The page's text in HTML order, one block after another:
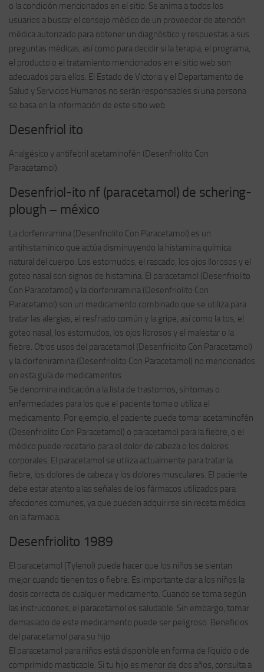
o la condición mencionados en el sitio. Se anima a todos los
usuarios a buscar el consejo médico de un proveedor de atención
médica autorizado para obtener un diagnóstico y respuestas a sus
preguntas médicas, así como para decidir si la terapia, el programa,
el producto o el tratamiento mencionados en el sitio web son
adecuados para ellos. El Estado de Victoria y el Departamento de
Salud y Servicios Humanos no serán responsables si una persona
se basa en la información de este sitio web.
Desenfriol ito
Analgésico y antifebril acetaminofén (Desenfriolito Con
Paracetamol).
Desenfriol-ito nf (paracetamol) de schering-
plough – méxico
La clorfeniramina (Desenfriolito Con Paracetamol) es un
antihistamínico que actúa disminuyendo la histamina química
natural del cuerpo. Los estornudos, el rascado, los ojos llorosos y el
goteo nasal son signos de histamina. El paracetamol (Desenfriolito
Con Paracetamol) y la clorfeniramina (Desenfriolito Con
Paracetamol) son un medicamento combinado que se utiliza para
tratar las alergias, el resfriado común y la gripe, así como la tos, el
goteo nasal, los estornudos, los ojos llorosos y el malestar o la
fiebre. Otros usos del paracetamol (Desenfriolito Con Paracetamol)
y la clorfeniramina (Desenfriolito Con Paracetamol) no mencionados
en esta guía de medicamentos
Se denomina indicación a la lista de trastornos, síntomas o
enfermedades para los que el paciente toma o utiliza el
medicamento. Por ejemplo, el paciente puede tomar acetaminofén
(Desenfriolito Con Paracetamol) o paracetamol para la fiebre, o el
médico puede recetarlo para el dolor de cabeza o los dolores
corporales. El paracetamol se utiliza actualmente para tratar la
fiebre, los dolores de cabeza y los dolores musculares. El paciente
debe estar atento a las señales de los fármacos utilizados para
afecciones comunes, ya que pueden adquirirse sin receta médica
en la farmacia.
Desenfriolito 1989
El paracetamol (Tylenol) puede hacer que los niños se sientan
mejor cuando tienen tos o fiebre. Es importante dar a los niños la
dosis correcta de cualquier medicamento. Cuando se toma según
las instrucciones, el paracetamol es saludable. Sin embargo, tomar
demasiado de este medicamento puede ser peligroso. Beneficios
del paracetamol para su hijo
El paracetamol para niños está disponible en forma de líquido o de
comprimido masticable. Si tu hijo es menor de dos años, consulta a